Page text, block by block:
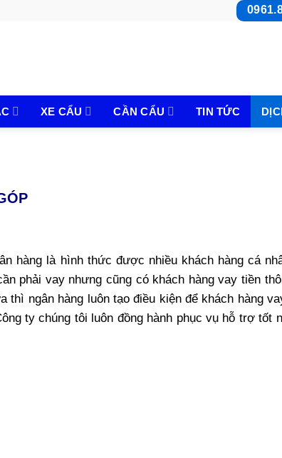
XE CẨU CẦN CẨU TIN TỨC
hàng là hình thức được nhiều khách hàng cá
phải vay nhưng cũng có khách hàng vay tiền
thì ngân hàng luôn tạo điều kiện để khách hàng
ty chúng tôi luôn đồng hành phục vụ hỗ trợ tốt